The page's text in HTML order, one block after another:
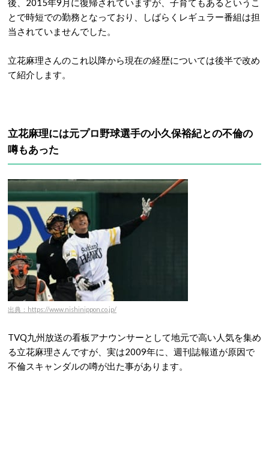
後、2015年9月に復帰されていますが、子育てもあるというこ
とで時短での勤務となっており、しばらくレギュラー番組は担
当されていませんでした。
立花麻理さんのこれ以降から現在の経歴については後半で改め
て紹介します。
立花麻理には元プロ野球選手の小久保裕紀との不倫の
噂もあった
出典：https://www.nishinippon.co.jp/
TVQ九州放送の看板アナウンサーとして地元で高い人気を集め
る立花麻理さんですが、実は2009年に、週刊誌報道が原因で
不倫スキャンダルの噂が出た事があります。